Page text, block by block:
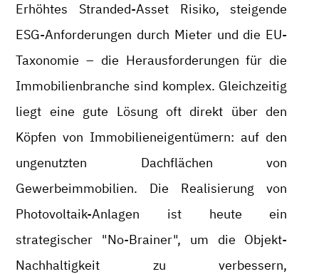
Erhöhtes Stranded-Asset Risiko, steigende
ESG-Anforderungen durch Mieter und die EU-
Taxonomie – die Herausforderungen für die
Immobilienbranche sind komplex. Gleichzeitig
liegt eine gute Lösung oft direkt über den
Köpfen von Immobilieneigentümern: auf den
ungenutzten Dachflächen von
Gewerbeimmobilien. Die Realisierung von
Photovoltaik-Anlagen ist heute ein
strategischer "No-Brainer", um die Objekt-
Nachhaltigkeit zu verbessern,